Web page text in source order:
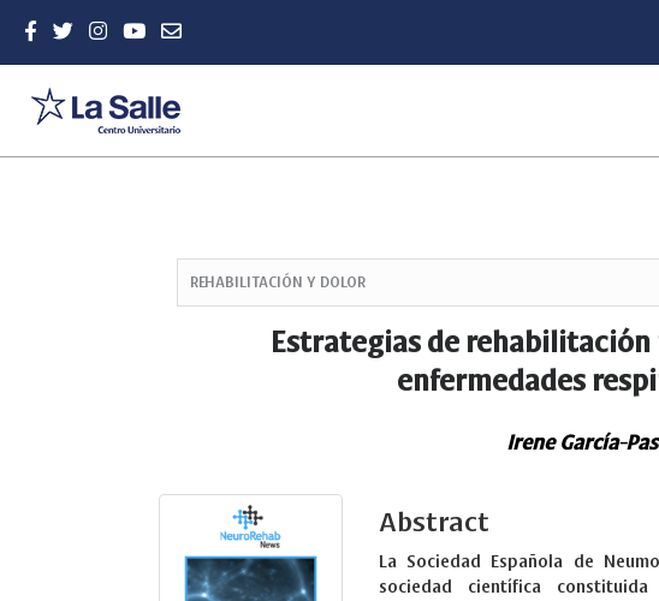
REHABILITACIÓN Y DOLOR
Estrategias de rehabilitación
enfermedades
Irene García-
Abstract
La Sociedad Española de
sociedad científica